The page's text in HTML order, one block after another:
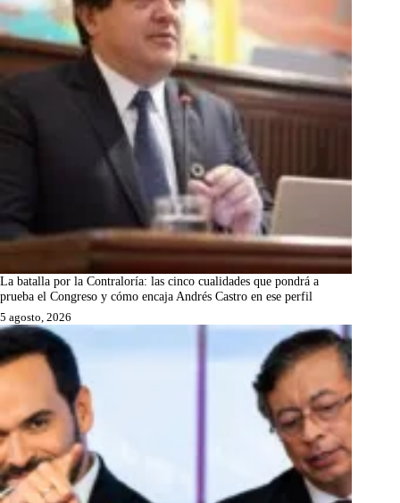
La batalla por la Contraloría: las cinco cualidades que pondrá a
prueba el Congreso y cómo encaja Andrés Castro en ese perfil
5 agosto, 2026